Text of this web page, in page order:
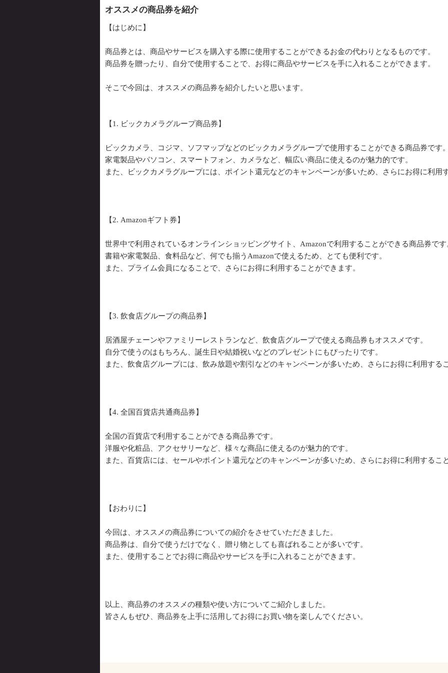
オススメの商品券を紹介
【はじめに】
商品券とは、商品やサービスを購入する際に使用することができるお金の代わりとなるものです。
商品券を贈ったり、自分で使用することで、お得に商品やサービスを手に入れることができます。
そこで今回は、オススメの商品券を紹介したいと思います。
【1. ビックカメラグループ商品券】
ビックカメラ、コジマ、ソフマップなどのビックカメラグループで使用することができる商品券です。
家電製品やパソコン、スマートフォン、カメラなど、幅広い商品に使えるのが魅力的です。
また、ビックカメラグループには、ポイント還元などのキャンペーンが多いため、さらにお得に利用
【2. Amazonギフト券】
世界中で利用されているオンラインショッピングサイト、Amazonで利用することができる商品券です
書籍や家電製品、食料品など、何でも揃うAmazonで使えるため、とても便利です。
また、プライム会員になることで、さらにお得に利用することができます。
【3. 飲食店グループの商品券】
居酒屋チェーンやファミリーレストランなど、飲食店グループで使える商品券もオススメです。
自分で使うのはもちろん、誕生日や結婚祝いなどのプレゼントにもぴったりです。
また、飲食店グループには、飲み放題や割引などのキャンペーンが多いため、さらにお得に利用する
【4. 全国百貨店共通商品券】
全国の百貨店で利用することができる商品券です。
洋服や化粧品、アクセサリーなど、様々な商品に使えるのが魅力的です。
また、百貨店には、セールやポイント還元などのキャンペーンが多いため、さらにお得に利用するこ
【おわりに】
今回は、オススメの商品券についての紹介をさせていただきました。
商品券は、自分で使うだけでなく、贈り物としても喜ばれることが多いです。
また、使用することでお得に商品やサービスを手に入れることができます。
以上、商品券のオススメの種類や使い方についてご紹介しました。
皆さんもぜひ、商品券を上手に活用してお得にお買い物を楽しんでください。